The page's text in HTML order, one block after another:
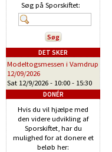
Søg på Sporskiftet:
DET SKER
Modeltogsmessen i Vamdrup
12/09/2026
Sat 12/9/2026 - 10:00 - 15:30
DONÉR
Hvis du vil hjælpe med
den videre udvikling af
Sporskiftet, har du
mulighed for at donere et
beløb her: